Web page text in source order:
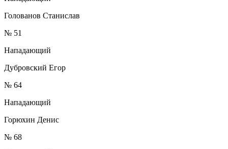
Голованов Станислав
№ 51
Нападающий
Дубровский Егор
№ 64
Нападающий
Горюхин Денис
№ 68